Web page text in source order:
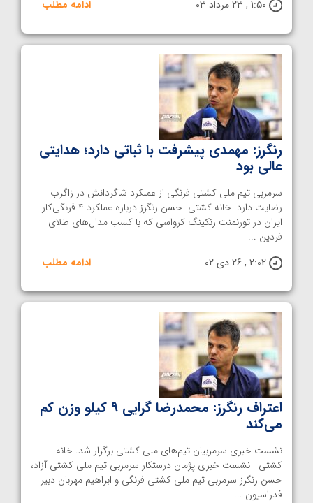
1:50 , 23 مرداد 03 ادامه مطلب
رنگرز: مهمدی پیشرفت با ثباتی دارد؛ هدایتی
عالی بود
سرمربی تیم ملی کشتی فرنگی از عملکرد شاگردانش در زاگرب
رضایت دارد. خانه کشتی- حسن رنگرز درباره عملکرد ۴ فرنگی‌کار
ایران در تورنمنت رنکینگ کرواسی که با کسب مدال‌های طلای
فردین ...
2:02 , 26 دی 02
ادامه مطلب
اعتراف رنگرز: محمدرضا گرایی ۹ کیلو وزن کم
می‌کند
نشست خبری سرمربیان تیم‌های ملی کشتی برگزار شد. خانه
کشتی- نشست خبری پژمان درستکار سرمربی تیم ملی کشتی آزاد،
حسن رنگرز سرمربی تیم ملی کشتی فرنگی و ابراهیم مهربان دبیر
فدراسیون ...